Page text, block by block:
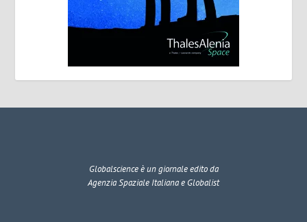
Globalscienceè un giornale edito da
Agenzia Spaziale Italiana e Globalist